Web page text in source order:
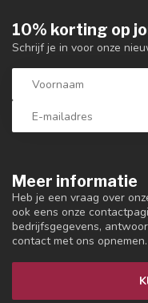
Meer informatie
Heb je een vraag over
ook eens onze
bedrijfsgegevens,
contact met ons opnemen.
10% korting op
Schrijf je in voor onze